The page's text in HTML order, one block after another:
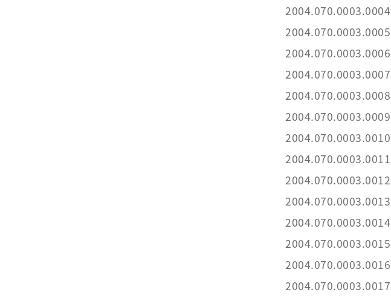
2004.070.0003.0004
2004.070.0003.0005
2004.070.0003.0006
2004.070.0003.0007
2004.070.0003.0008
2004.070.0003.0009
2004.070.0003.0010
2004.070.0003.0011
2004.070.0003.0012
2004.070.0003.0013
2004.070.0003.0014
2004.070.0003.0015
2004.070.0003.0016
2004.070.0003.0017